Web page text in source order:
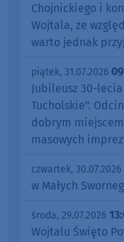
Chojnickiego i
Wojtala, ze
warto jednak
piątek, 31.07.2026
Jubileusz 30-
Tucholskie".
dobrym
masowych
czwartek, 30.07.2026
w Małych
środa, 29.07.2026
Wojtalu Święto